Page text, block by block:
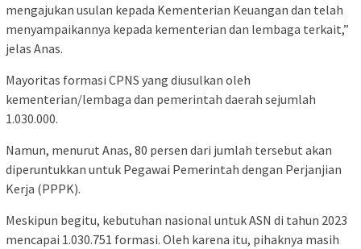
mengajukan usulan kepada Kementerian Keuangan dan telah
menyampaikannya kepada kementerian dan lembaga terkait,”
jelas Anas.
Mayoritas formasi CPNS yang diusulkan oleh
kementerian/lembaga dan pemerintah daerah sejumlah
1.030.000.
Namun, menurut Anas, 80 persen dari jumlah tersebut akan
diperuntukkan untuk Pegawai Pemerintah dengan Perjanjian
Kerja (PPPK).
Meskipun begitu, kebutuhan nasional untuk ASN di tahun 2023
mencapai 1.030.751 formasi. Oleh karena itu, pihaknya masih